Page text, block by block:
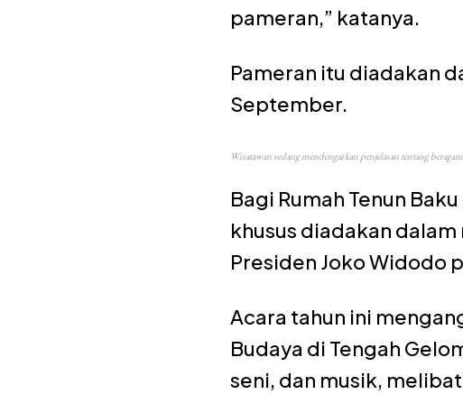
pameran,” katanya.
Pameran itu diadakan
September.
Wisatawan sedang mendengarkan penjelasan tentang
Bagi Rumah Tenun
khusus diadakan
Presiden Joko Widodo
Acara tahun ini
Budaya di Tengah
seni, dan musik,